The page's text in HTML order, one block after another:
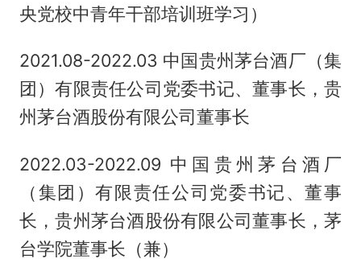
央党校中青年干部培训班学习）
2021.08-2022.03 中国贵州茅台酒厂（集
团）有限责任公司党委书记、董事长，贵
州茅台酒股份有限公司董事长
2022.03-2022.09 中国贵州茅台酒厂
（集团）有限责任公司党委书记、董事
长，贵州茅台酒股份有限公司董事长，茅
台学院董事长（兼）